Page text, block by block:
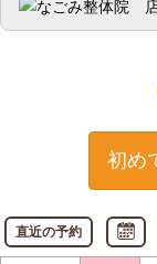
初め
直近の予約